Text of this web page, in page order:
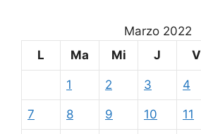
Marzo 2022
L
Ma Mi J V
1 2 3 4
7 8 9 10 11